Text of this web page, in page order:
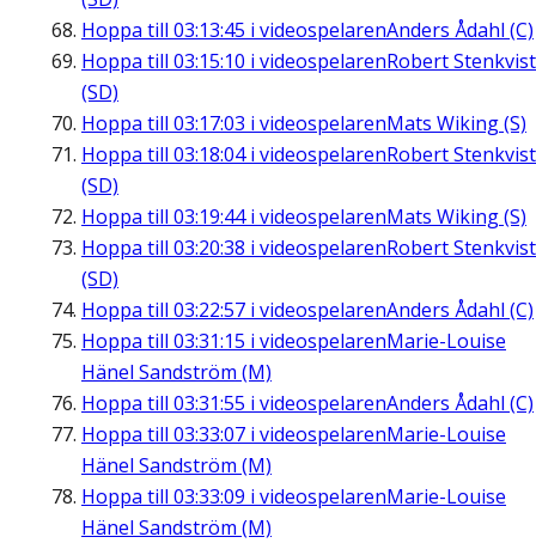
Hoppa till 03:13:45 i videospelarenAnders Ådahl (C)
Hoppa till 03:15:10 i videospelarenRobert Stenkvist
(SD)
Hoppa till 03:17:03 i videospelarenMats Wiking (S)
Hoppa till 03:18:04i videospelarenRobert Stenkvist
(SD)
Hoppa till 03:19:44i videospelarenMats Wiking (S)
Hoppa till 03:20:38 i videospelarenRobert Stenkvist
(SD)
Hoppa till 03:22:57 i videospelarenAnders Ådahl (C)
Hoppa till 03:31:15 i videospelarenMarie-Louise
Hänel Sandström (M)
Hoppa till 03:31:55 i videospelarenAnders Ådahl (C)
Hoppa till 03:33:07 i videospelarenMarie-Louise
Hänel Sandström (M)
Hoppa till 03:33:09 i videospelarenMarie-Louise
Hänel Sandström (M)